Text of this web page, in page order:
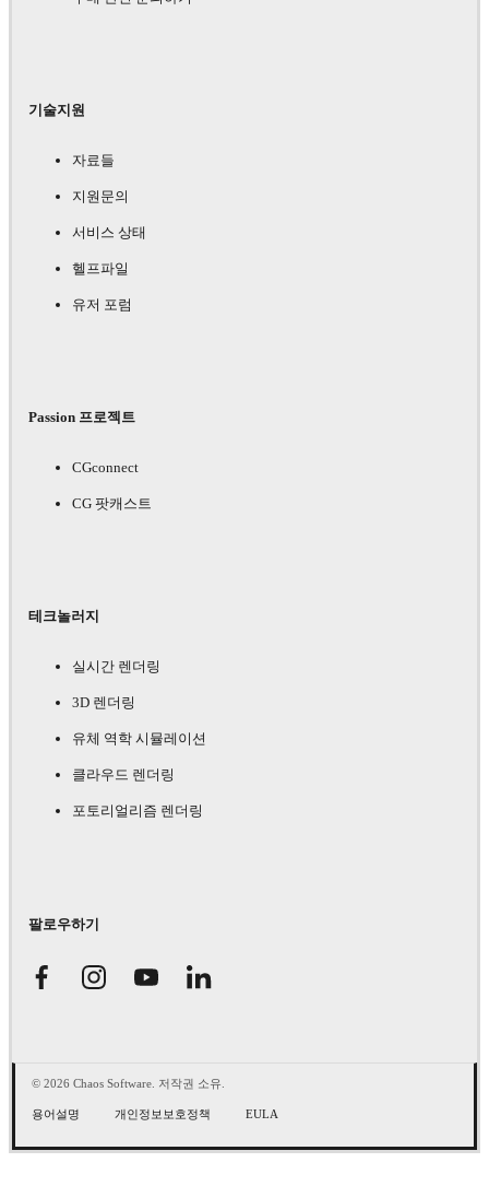
기술지원
자료들
지원문의
서비스 상태
헬프파일
유저 포럼
Passion 프로젝트
CGconnect
CG 팟캐스트
테크놀러지
실시간 렌더링
3D 렌더링
유체 역학 시뮬레이션
클라우드 렌더링
포토리얼리즘 렌더링
팔로우하기
© 2026 Chaos Software. 저작권 소유.
용어설명 개인정보보호정책 EULA